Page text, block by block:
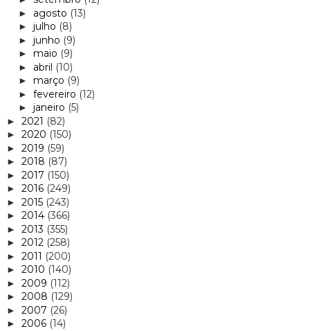
► agosto (13)
► julho (8)
► junho (9)
► maio (9)
► abril (10)
► março (9)
► fevereiro (12)
► janeiro (5)
► 2021 (82)
► 2020 (150)
► 2019 (59)
► 2018 (87)
► 2017 (150)
► 2016 (249)
► 2015 (243)
► 2014 (366)
► 2013 (355)
► 2012 (258)
► 2011 (200)
► 2010 (140)
► 2009 (112)
► 2008 (129)
► 2007 (26)
► 2006 (14)